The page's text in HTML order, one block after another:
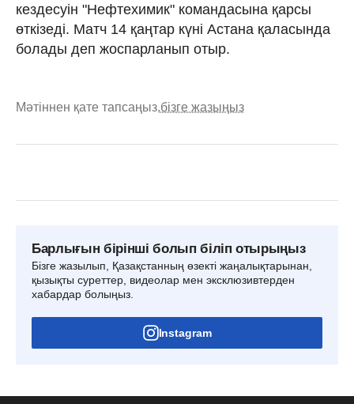
кездесуін "Нефтехимик" командасына қарсы
өткізеді. Матч 14 қаңтар күні Астана қаласында
болады деп жоспарланып отыр.
Мәтіннен қате тапсаңыз,бізге жазыңыз
Барлығын бірінші болып біліп отырыңыз
Бізге жазылып, Қазақстанның өзекті жаңалықтарынан,
қызықты суреттер, видеолар мен эксклюзивтерден
хабардар болыңыз.
Instagram